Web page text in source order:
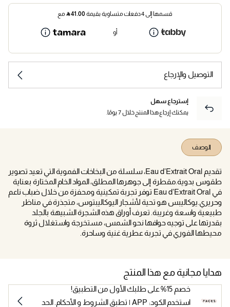
قسمها إلى 4 دفعات متساوية بقيمة 41.00
⃁ مع
أو
التوصيل والإرجاع
إسترجاع سهل
يمكنك إرجاع هذا المنتج خلال 7 يومًا.
الوصف
تقديم Eau d’Extrait Oral، سلسلة من البخاخات الفموية التي تعيد تصوير
طقوس بدوية.مقطرة إلى جوهرها المطلق، المواد الخام المختارة بعناية
في Eau d’Extrait Oral توفر تجربة تمكينية ومحفزة من خلال ضباب ناعم
وحريري.يوكاليبس هو تحية لأشجار اليوكاليبتوس، متجذرة في مناظر
طبيعية واسعة وغريبة. تعرف أوراق هذه الشجرة الشبيهة بالجلد
بقدرتها على توجيه حوافها نحو الشمس، مستخرجة واستغلال ثروة
محيطها الفوري في تجربة عطرية غنية وساحرة.
هدايا مجانية مع هذا المنتج
خصم 15% على طلبك الأول من التطبيق!
استخدم الكود: APP | تطبق الشروط و الأحكام. الحد